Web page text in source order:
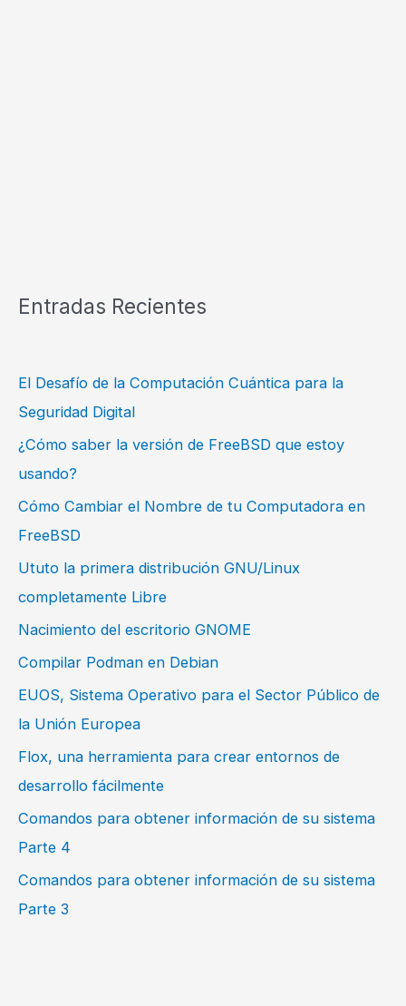
Entradas Recientes
El Desafío de la Computación Cuántica para la
Seguridad Digital
¿Cómo saber la versión de FreeBSD que estoy
usando?
Cómo Cambiar el Nombre de tu Computadora en
FreeBSD
Ututo la primera distribución GNU/Linux
completamente Libre
Nacimiento del escritorio GNOME
Compilar Podman en Debian
EUOS, Sistema Operativo para el Sector Público de
la Unión Europea
Flox, una herramienta para crear entornos de
desarrollo fácilmente
Comandos para obtener información de su sistema
Parte 4
Comandos para obtener información de su sistema
Parte 3